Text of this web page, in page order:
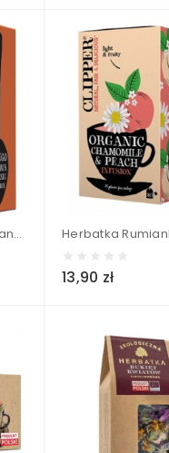
Herbatka o smaku Mango i owoców Cytrusowych BIO (20 x 1,8 g) - CLIPPER 36 g
13,90 zł